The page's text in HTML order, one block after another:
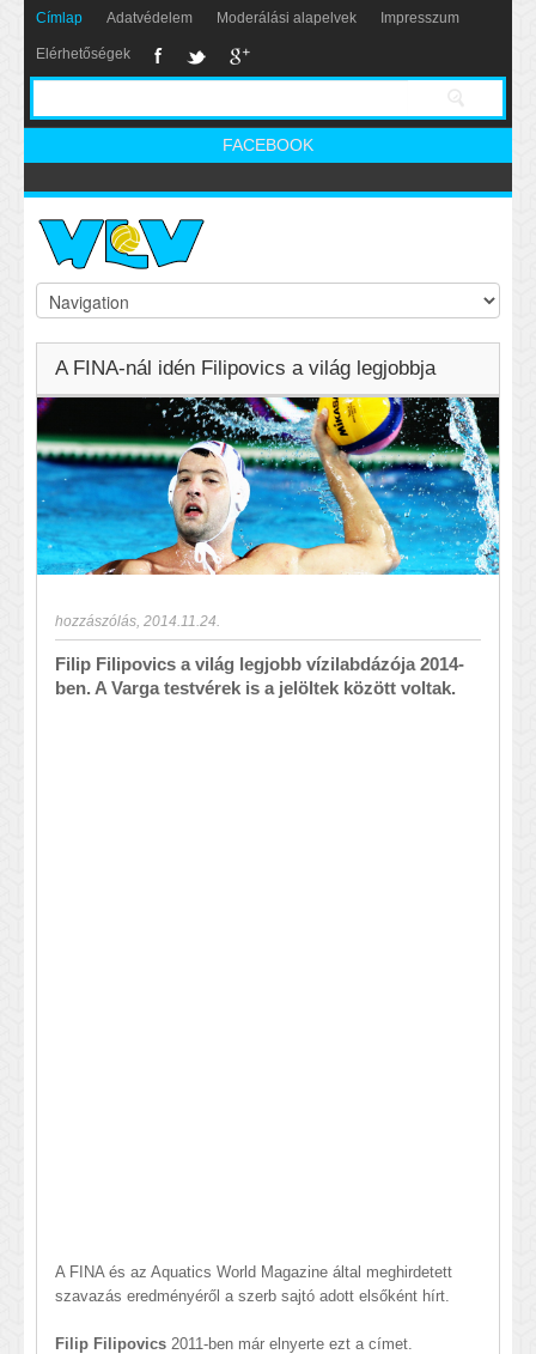
Címlap Adatvédelem Moderálási alapelvek Impresszum
Elérhetőségek
FACEBOOK
A FINA-nál idén Filipovics a világ legjobbja
hozzászólás 2014.11.24.
Filip Filipovics a világ legjobb vízilabdázója 2014-
ben. A Varga testvérek is a jelöltek között voltak.
A FINA és az Aquatics World Magazine által meghirdetett
szavazás eredményéről a szerb sajtó adott elsőként hírt.
Filip Filipovics 2011-ben már elnyerte ezt a címet.